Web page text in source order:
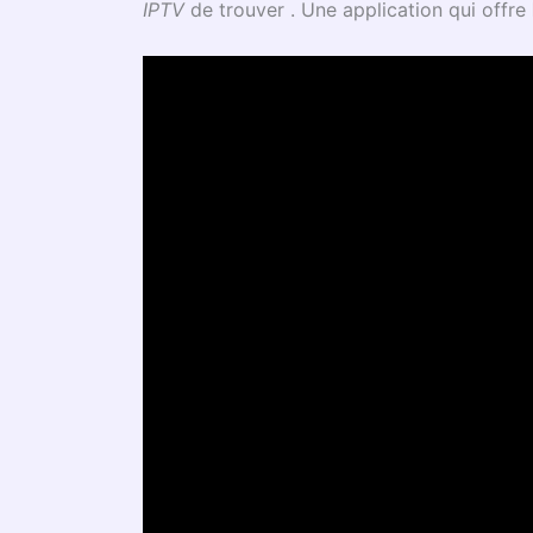
IPTVde trouver . Une application qui offre